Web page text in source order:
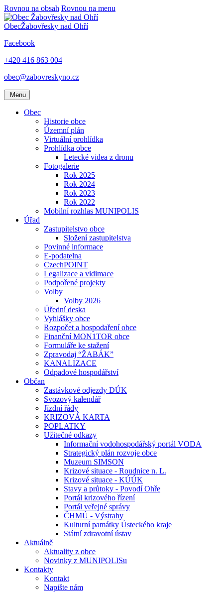
Rovnou na obsah Rovnou na menu
ObecŽabovřesky nad Ohří
Facebook
+420 416 863 004
obec@zabovreskyno.cz
Menu
Obec
Historie obce
Územní plán
Virtuální prohlídka
Prohlídka obce
Letecké videa z dronu
Fotogalerie
Rok 2025
Rok 2024
Rok 2023
Rok 2022
Mobilní rozhlas MUNIPOLIS
Úřad
Zastupitelstvo obce
Složení zastupitelstva
Povinné informace
E-podatelna
CzechPOINT
Legalizace a vidimace
Podpořené projekty
Volby
Volby 2026
Úřední deska
Vyhlášky obce
Rozpočet a hospodaření obce
Finanční MON1TOR obce
Formuláře ke stažení
Zpravodaj “ŽABÁK”
KANALIZACE
Odpadové hospodářství
Občan
Zastávkové odjezdy DÚK
Svozový kalendář
Jízdní řády
KRIZOVÁ KARTA
POPLATKY
Užitečné odkazy
Informační vodohospodářský portál VODA
Strategický plán rozvoje obce
Muzeum SIMSON
Krizové situace - Roudnice n. L.
Krizové situace - KÚÚK
Stavy a průtoky - Povodí Ohře
Portál krizového řízení
Portál veřejné správy
ČHMÚ - Výstrahy
Kulturní památky Ústeckého kraje
Státní zdravotní ústav
Aktuálně
Aktuality z obce
Novinky z MUNIPOLISu
Kontakty
Kontakt
Napište nám